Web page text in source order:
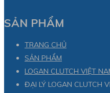
SẢN PHẨM
TRANG CHỦ
SẢN PHẨM
LOGAN CLUTCH VIỆT
ĐẠI LÝ LOGAN CLUTCH